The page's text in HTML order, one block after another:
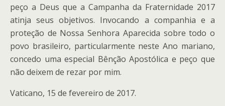
peço a Deus que a Campanha da Fraternidade 2017
atinja seus objetivos. Invocando a companhia e a
proteção de Nossa Senhora Aparecida sobre todo o
povo brasileiro, particularmente neste Ano mariano,
concedo uma especial Bênção Apostólica e peço que
não deixem de rezar por mim.
Vaticano, 15 de fevereiro de 2017.